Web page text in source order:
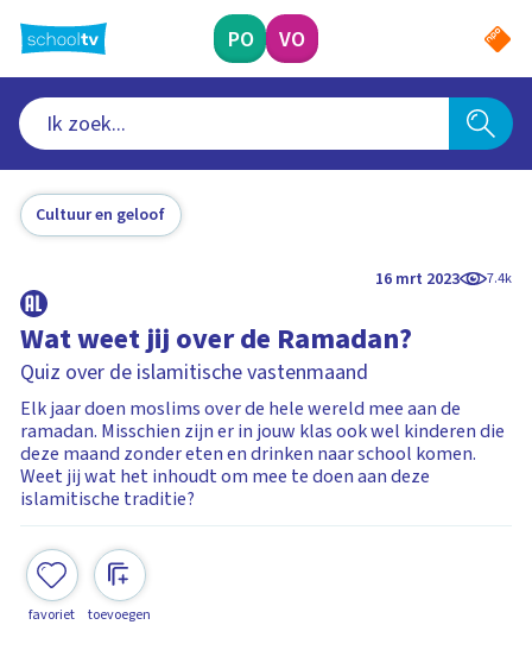
naar
hoofdinhoud
PO VO
Cultuur en geloof
16 mrt 2023 7.4k
Wat weet jij over de Ramadan?
Quiz over de islamitische vastenmaand
Elk jaar doen moslims over de hele wereld mee aan de
ramadan. Misschien zijn er in jouw klas ook wel kinderen die
deze maand zonder eten en drinken naar school komen.
Weet jij wat het inhoudt om mee te doen aan deze
islamitische traditie?
favoriet toevoegen